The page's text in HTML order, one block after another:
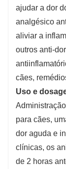
ajudar a dor
analgésico
aliviar a
outros anti-
cães,
Uso e
para cães,
dor aguda e
clínicas, os
de 2 horas